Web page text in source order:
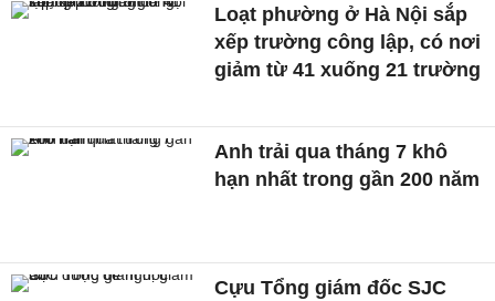
Loạt phường ở Hà Nội sắp
xếp trường công lập, có nơi
giảm từ 41 xuống 21 trường
Anh trải qua tháng 7 khô
hạn nhất trong gần 200 năm
Cựu Tổng giám đốc SJC